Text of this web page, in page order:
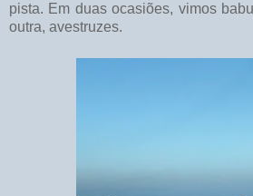
pista. Em duas ocasiões, vimos
outra, avestruzes.